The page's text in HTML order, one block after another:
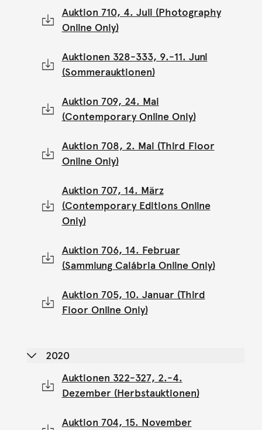
Auktion 710, 4. Juli (Photography
Online Only)
Auktionen 328-333, 9.-11. Juni
(Sommerauktionen)
Auktion 709, 24. Mai
(Contemporary Online Only)
Auktion 708, 2. Mai (Third Floor
Online Only)
Auktion 707, 14. März
(Contemporary Editions Online
Only)
Auktion 706, 14. Februar
(Sammlung Calábria Online Only)
Auktion 705, 10. Januar (Third
Floor Online Only)
2020
Auktionen 322-327, 2.-4.
Dezember (Herbstauktionen)
Auktion 704, 15. November